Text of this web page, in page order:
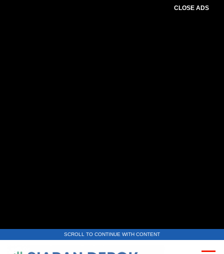
CLOSE ADS
SCROLL TO CONTINUE WITH CONTENT